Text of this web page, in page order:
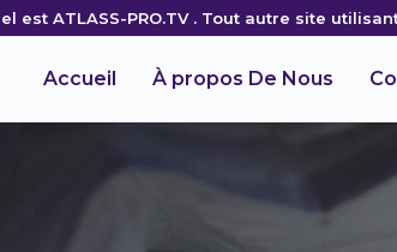
est ATLASS-PRO.TV . Tout autre site
Accueil À propos De Nous